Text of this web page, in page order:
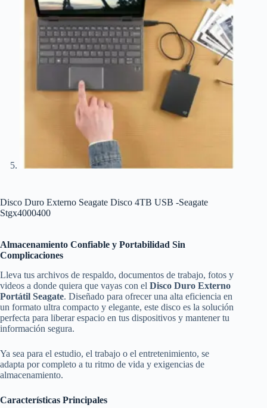
Disco Duro Externo Seagate Disco 4TB USB -Seagate
Stgx4000400
Almacenamiento Confiable y Portabilidad Sin
Complicaciones
Lleva tus archivos de respaldo, documentos de trabajo, fotos y
videos a donde quiera que vayas con el Disco Duro Externo
Portátil Seagate. Diseñado para ofrecer una alta eficiencia en
un formato ultra compacto y elegante, este disco es la solución
perfecta para liberar espacio en tus dispositivos y mantener tu
información segura.
Ya sea para el estudio, el trabajo o el entretenimiento, se
adapta por completo a tu ritmo de vida y exigencias de
almacenamiento.
Características Principales